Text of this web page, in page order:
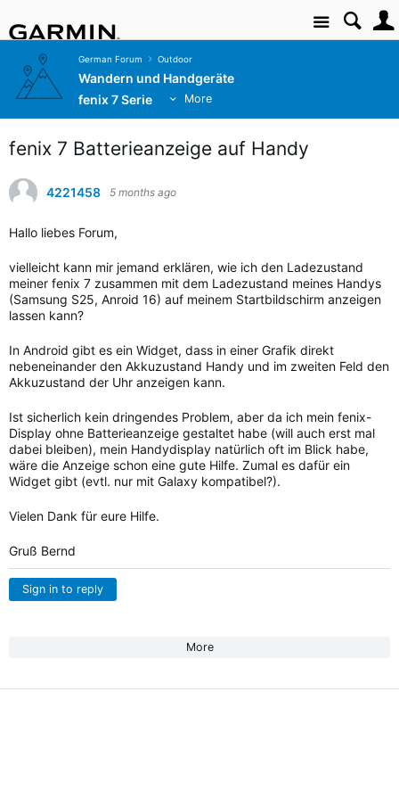
Site
German Forum Outdoor
Wandern und Handgeräte
fenix 7 Serie
More
fenix 7 Batterieanzeige auf Handy
4221458 5 months ago
Hallo liebes Forum,
vielleicht kann mir jemand erklären, wie ich den Ladezustand
meiner fenix 7 zusammen mit dem Ladezustand meines Handys
(Samsung S25, Anroid 16) auf meinem Startbildschirm anzeigen
lassen kann?
In Android gibt es ein Widget, dass in einer Grafik direkt
nebeneinander den Akkuzustand Handy und im zweiten Feld den
Akkuzustand der Uhr anzeigen kann.
Ist sicherlich kein dringendes Problem, aber da ich mein fenix-
Display ohne Batterieanzeige gestaltet habe (will auch erst mal
dabei bleiben), mein Handydisplay natürlich oft im Blick habe,
wäre die Anzeige schon eine gute Hilfe. Zumal es dafür ein
Widget gibt (evtl. nur mit Galaxy kompatibel?).
Vielen Dank für eure Hilfe.
Gruß Bernd
Sign in to reply
More